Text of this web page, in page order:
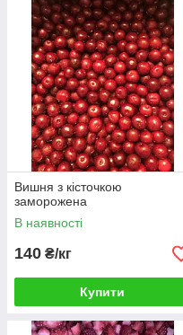
Вишня з кісточкою
заморожена
В наявності
140 ₴/кг
Купити